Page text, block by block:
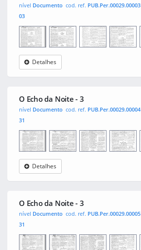
nível Documento cod. ref. PUB.Per.00029.00003
03
O Echo
0001
Detalhes
O Echo da Noite - 3
nível Documento cod. ref. PUB.Per.00029.00004
31
O Echo
0001
Detalhes
O Echo da Noite - 3
nível Documento cod. ref. PUB.Per.00029.00005
31